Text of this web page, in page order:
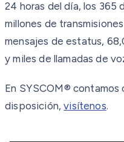
24 horas del día, los 365
millones de
mensajes de estatus,
y miles de llamadas de
En SYSCOM® contamos
disposición,visítenos.